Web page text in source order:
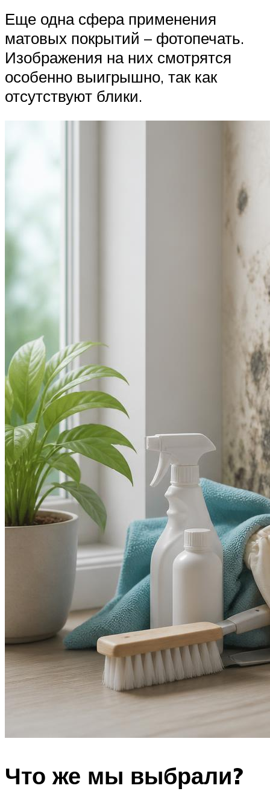
Еще одна сфера применения
матовых покрытий – фотопечать.
Изображения на них смотрятся
особенно выигрышно, так как
отсутствуют блики.
Что же мы выбрали?